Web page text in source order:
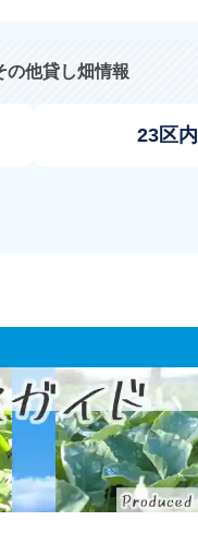
の他貸し畑情報
23区